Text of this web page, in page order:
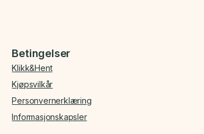
Betingelser
Klikk&Hent
Kjøpsvilkår
Personvernerklæring
Informasjonskapsler